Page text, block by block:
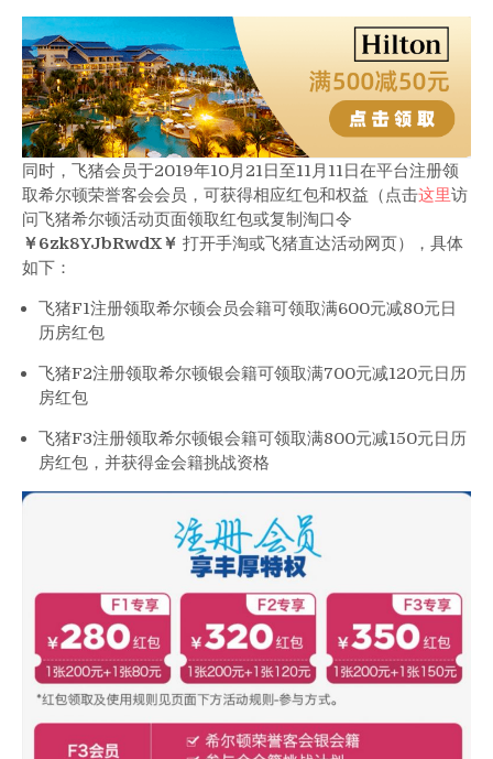
满
1111
元
即
可
直
升，
更
有
包
种
款
等
同时，飞猪会员于2019年10月21日至11月11日在平台注册领
取希尔顿荣誉客会会员，可获得相应红包和权益（点击这里访
问飞猪希尔顿活动页面领取红包或复制淘口令
￥6zk8YJbRwdX￥ 打开手淘或飞猪直达活动网页），具体
如下：
飞猪F1注册领取希尔顿会员会籍可领取满600元减80元日
历房红包
飞猪F2注册领取希尔顿银会籍可领取满700元减120元日历
房红包
飞猪F3注册领取希尔顿银会籍可领取满800元减150元日历
房红包，并获得金会籍挑战资格